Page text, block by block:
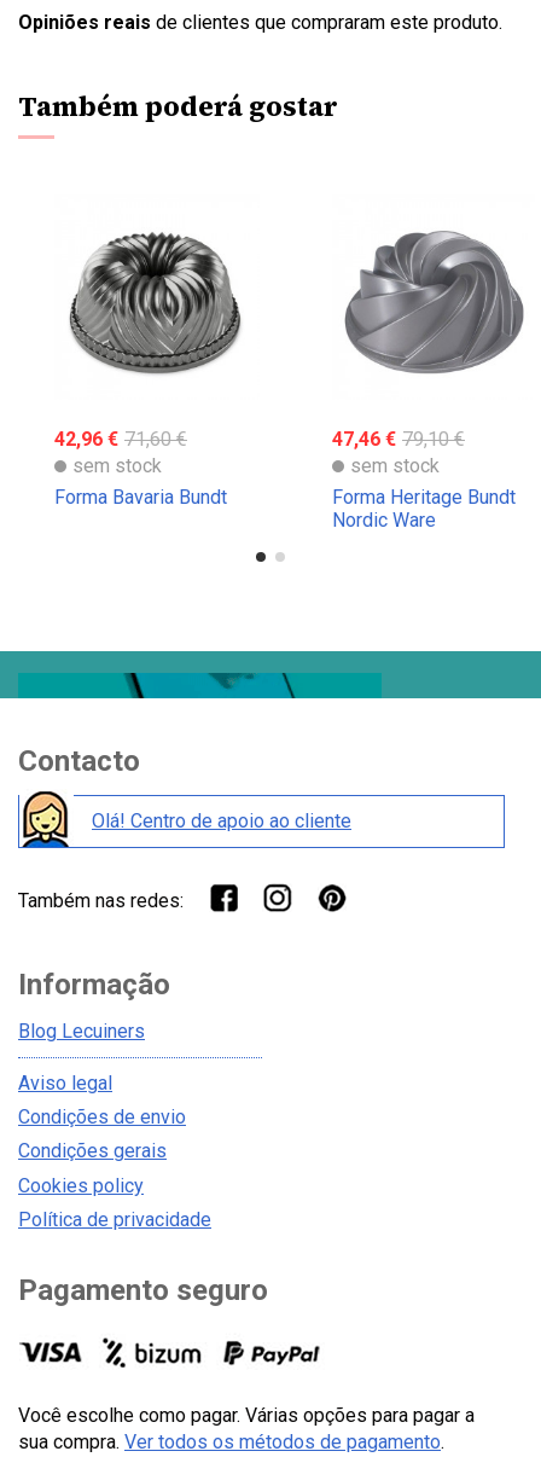
Opiniões reais de clientes que compraram este produto.
Também poderá gostar
42,96 € 71,60 €
sem stock
Forma Bavaria Bundt
47,46 € 79,10 €
sem stock
Forma Heritage Bundt
Nordic Ware
Contacto
Olá! Centro de apoio ao cliente
Também nas redes:
Informação
Blog Lecuiners
Aviso legal
Condições de envio
Condições gerais
Cookies policy
Política de privacidade
Pagamento seguro
Você escolhe como pagar. Várias opções para pagar a
sua compra. Ver todos os métodos de pagamento.